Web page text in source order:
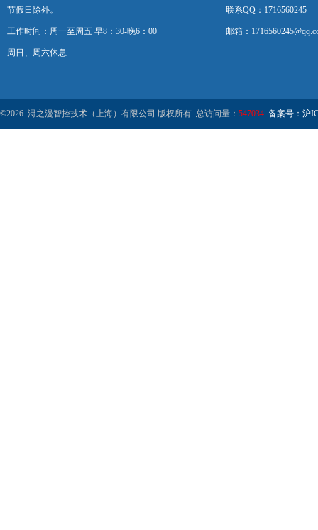
节假日除外。
工作时间：周一至周五 早8：30-晚6：00
周日、周六休息
联系QQ：1716560245
邮箱：
©2026 浔之漫智控技术（上海）有限公司 版权所有 总访问量： 547034 备案号：沪